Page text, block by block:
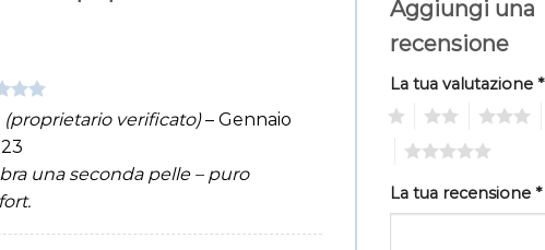
5
(proprietario verificato) – Gennaio
una seconda pelle – puro
Aggiungi una
recensione
La tua valutazione *
La tua recensione *